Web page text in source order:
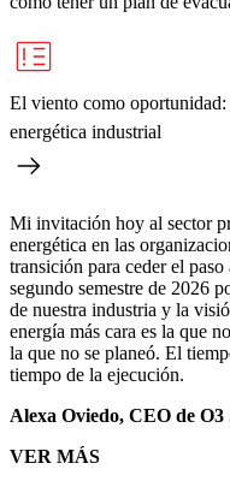
El viento como
energética industrial
Mi invitación hoy al sector
energética en las
transición para ceder el
segundo semestre de 2026
de nuestra industria y la
energía más cara es la que
la que no se planeó. El
tiempo de la ejecución.
Alexa Oviedo, CEO de
VER MÁS